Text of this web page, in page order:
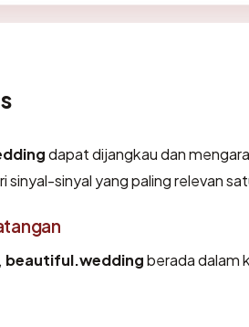
dapat dijangkau dan
sinyal-sinyal yang paling relevan
beautiful.weddingberada dalam